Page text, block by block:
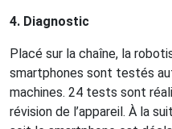
4. Diagnostic
Placé sur la chaîne, la
smartphones sont testés
machines. 24 tests sont
révision de l’appareil. À la